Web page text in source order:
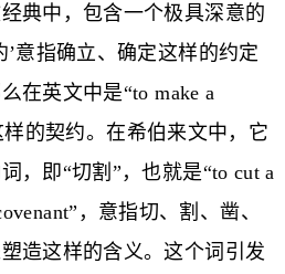
典中，包含一个极具深意的
’意指确立、确定这样的约定
在英文中是“to make a
样的契约。在希伯来文中，它
，即“切割”，也就是“to cut a
，意指切、割、凿、
造这样的含义。这个词引发